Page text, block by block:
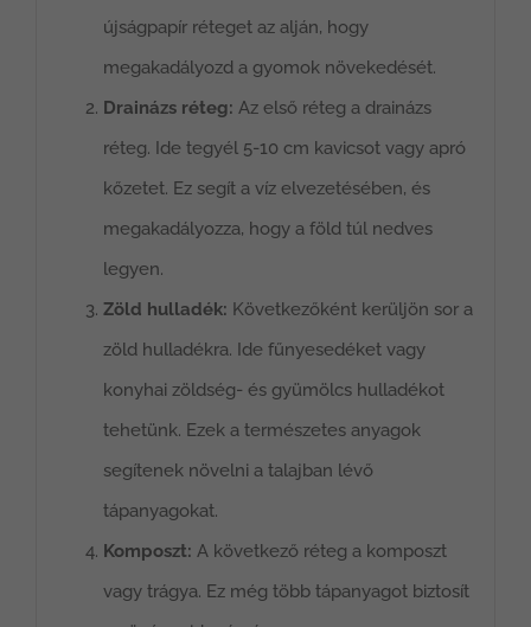
újságpapír réteget az alján, hogy
megakadályozd a gyomok növekedését.
Drainázs réteg: Az első réteg a drainázs
réteg. Ide tegyél 5-10 cm kavicsot vagy apró
kőzetet. Ez segít a víz elvezetésében, és
megakadályozza, hogy a föld túl nedves
legyen.
Zöld hulladék: Következőként kerüljön sor a
zöld hulladékra. Ide fűnyesedéket vagy
konyhai zöldség- és gyümölcs hulladékot
tehetünk. Ezek a természetes anyagok
segítenek növelni a talajban lévő
tápanyagokat.
Komposzt: A következő réteg a komposzt
vagy trágya. Ez még több tápanyagot biztosít